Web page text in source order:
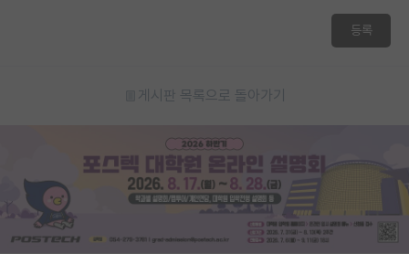
등록
게시판 목록으로 돌아가기